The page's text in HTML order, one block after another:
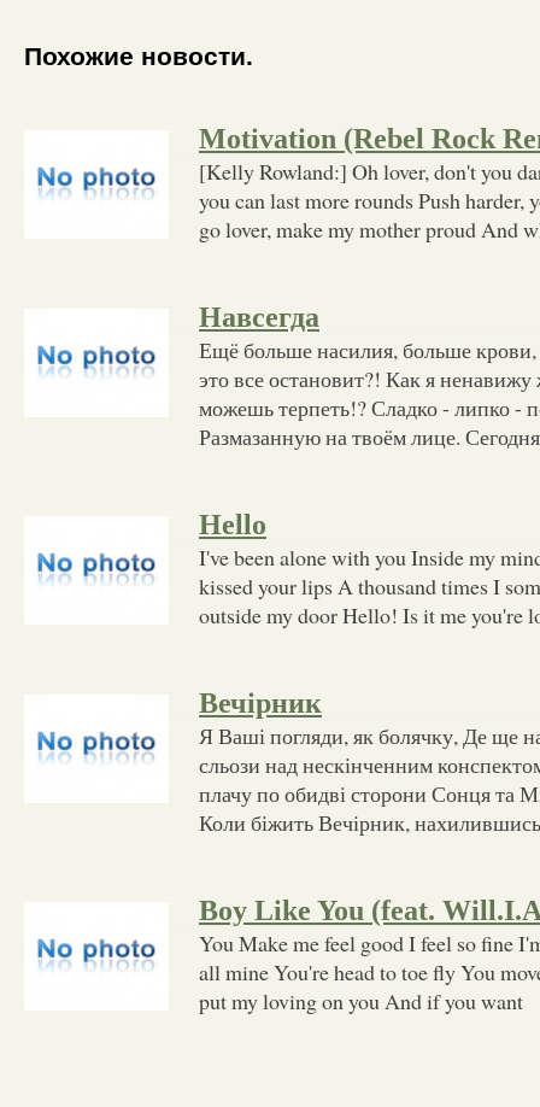
Похожие новости.
Motivation (Rebel Rock
[Kelly Rowland:] Oh lover, don't you
you can last more rounds Push harder,
go lover, make my mother proud And
Навсегда
Ещё больше насилия, больше
это все остановит?! Как я
можешь терпеть!? Сладко - липко -
Размазанную на твоём лице.
Hello
I've been alone with you Inside my
kissed your lips A thousand times I
outside my door Hello! Is it me you're
Вечірник
Я Ваші погляди, як болячку, Де ще
сльози над нескінченним
плачу по обидві сторони Сонця та
Коли біжить Вечірник,
Boy Like You (feat.
You Make me feel good I feel so fine
all mine You're head to toe fly You
put my loving on you And if you want